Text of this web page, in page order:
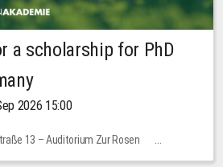
a scholarship for PhD
2026 15:00
13 – Auditorium Zur Rosen